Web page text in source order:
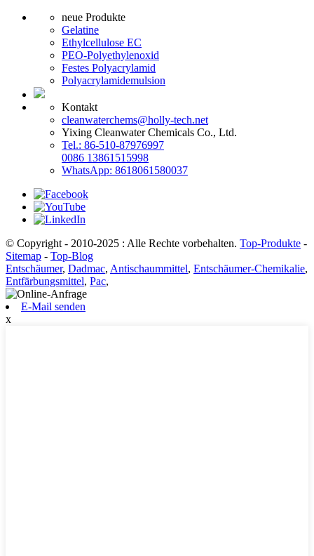
neue Produkte
Gelatine
Ethylcellulose EC
PEO-Polyethylenoxid
Festes Polyacrylamid
Polyacrylamidemulsion
Kontakt
cleanwaterchems@holly-tech.net
Yixing Cleanwater Chemicals Co., Ltd.
Tel.: 86-510-87976997
0086 13861515998
WhatsApp: 8618061580037
© Copyright - 2010-2025 : Alle Rechte vorbehalten. Top-Produkte -
Sitemap - Top-Blog
Entschäumer, Dadmac, Antischaummittel, Entschäumer-Chemikalie,
Entfärbungsmittel, Pac,
E-Mail senden
x